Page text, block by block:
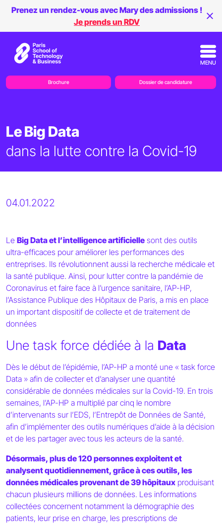
Le Big Data
dans la lutte contre la Covid-19
04.01.2022
Le Big Data et l’intelligence artificielle sont des outils
ultra-efficaces pour améliorer les performances des
entreprises. Ils révolutionnent aussi la recherche médicale et
la santé publique. Ainsi, pour lutter contre la pandémie de
Coronavirus et faire face à l’urgence sanitaire, l’AP-HP,
l’Assistance Publique des Hôpitaux de Paris, a mis en place
un important dispositif de collecte et de traitement de
données
Une task force dédiée à la Data
Dès le début de l’épidémie, l’AP-HP a monté une « task force
Data » afin de collecter et d’analyser une quantité
considérable de données médicales sur la Covid-19. En trois
semaines, l’AP-HP a multiplié par cinq le nombre
d’intervenants sur l’EDS, l’Entrepôt de Données de Santé,
afin d’implémenter des outils numériques d’aide à la décision
et de les partager avec tous les acteurs de la santé.
Désormais, plus de 120 personnes exploitent et
analysent quotidiennement, grâce à ces outils, les
données médicales provenant de 39 hôpitaux produisant
chacun plusieurs millions de données. Les informations
collectées concernent notamment la démographie des
patients, leur prise en charge, les prescriptions de
Prenez un rendez-vous avec Mary des admissions !
Je prends un RDV
MENU
Brochure Dossier de candidature